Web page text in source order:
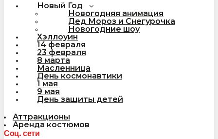
Новый Год
Новогодняя анимация
Дед Мороз и Снегурочка
Новогодние шоу
Хэллоуин
14 февраля
23 февраля
8 марта
Масленница
День космонавтики
1 мая
9 мая
День защиты детей
Аттракционы
Аренда костюмов
Соц. сети